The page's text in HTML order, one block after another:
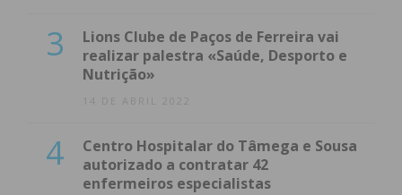
3
Lions Clube de Paços de Ferreira vai
realizar palestra «Saúde, Desporto e
Nutrição»
14 DE ABRIL 2022
4
Centro Hospitalar do Tâmega e Sousa
autorizado a contratar 42
enfermeiros especialistas